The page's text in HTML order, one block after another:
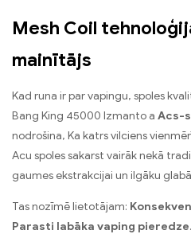
Mesh Coil
mainītājs
Kad runa ir par vapingu, spoles
Bang King 45000 Izmanto a Acs-
nodrošina, Ka katrs vilciens
Acu spoles sakarst vairāk nekā
gaumes ekstrakcijai un ilgāku
Tas nozīmē lietotājam:
Parasti labāka vaping pieredze